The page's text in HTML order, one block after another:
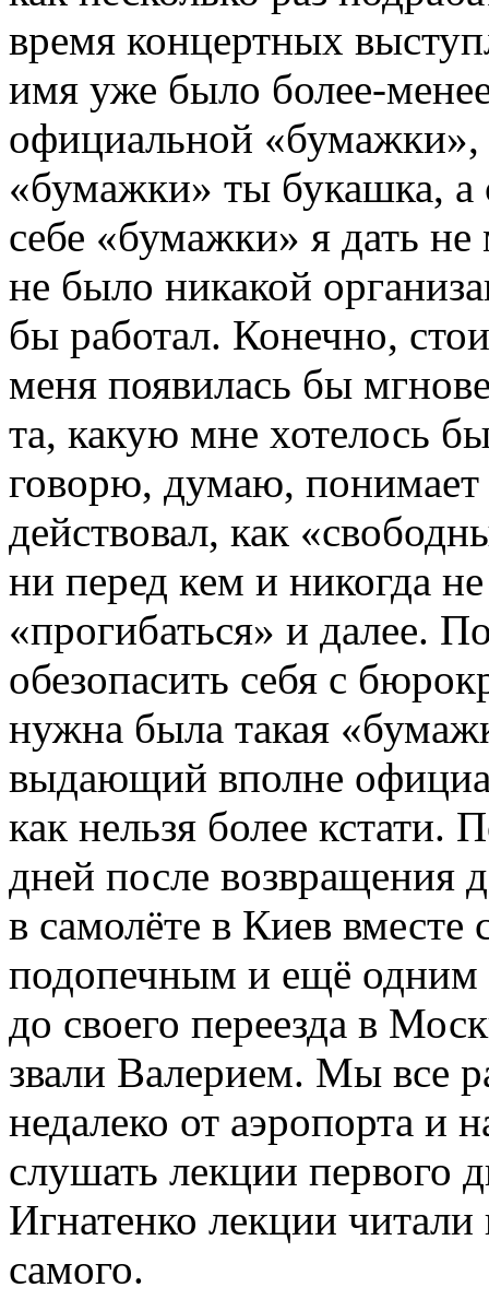
время концертных
имя уже было более-
официальной «бумажки»,
«бумажки» ты букашка,
себе «бумажки» я дать
не было никакой
бы работал. Конечно,
меня появилась бы
та, какую мне хотелось
говорю, думаю,
действовал, как
ни перед кем и никогда
«прогибаться» и далее.
обезопасить себя с
нужна была такая
выдающий вполне
как нельзя более кстати.
дней после возвращения
в самолёте в Киев
подопечным и ещё одним
до своего переезда в
звали Валерием. Мы все
недалеко от аэропорта и
слушать лекции первого
Игнатенко лекции читали
самого.